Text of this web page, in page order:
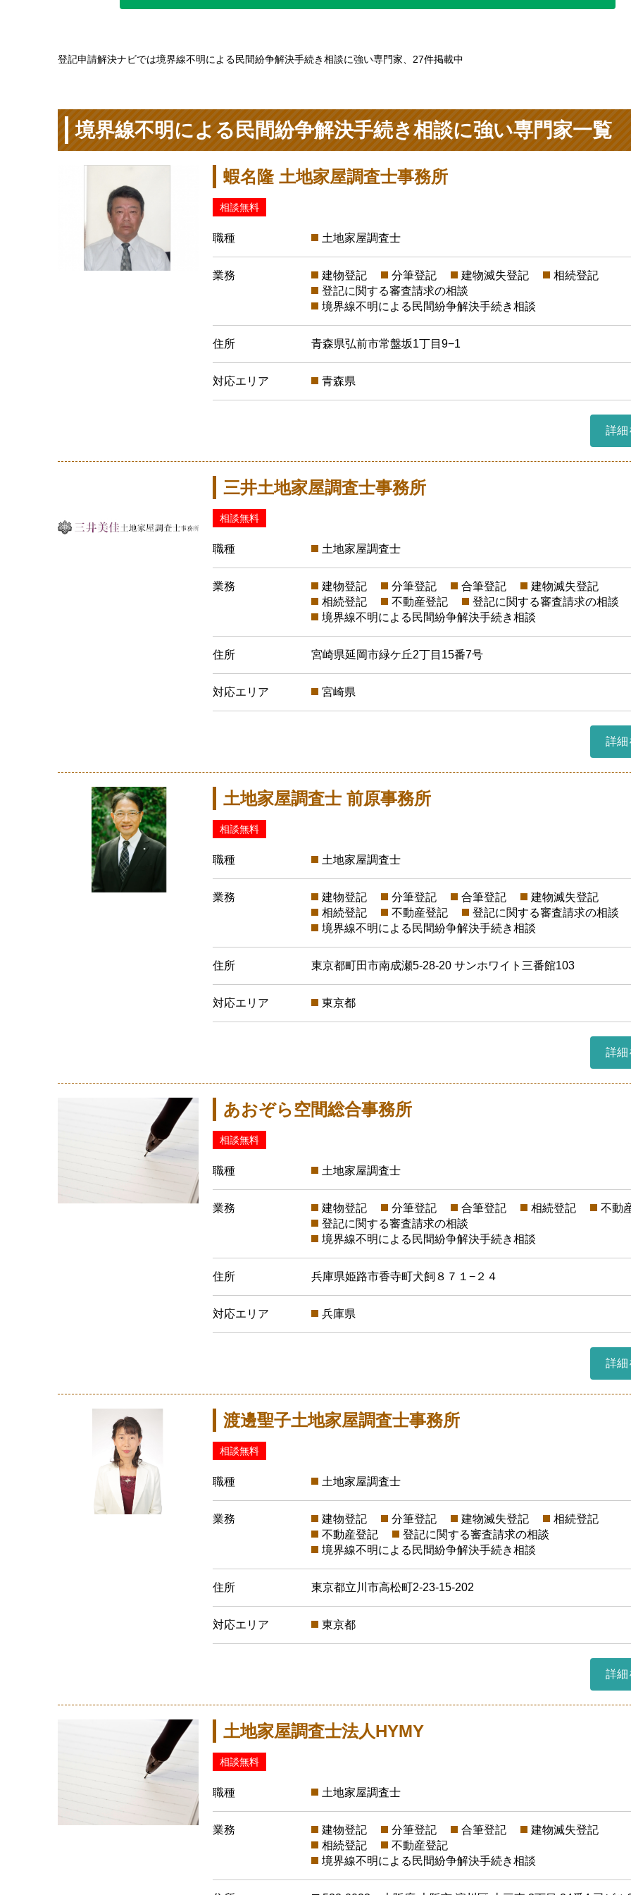
登記申請解決ナビでは境界線不明による民間紛争解決手続き相談に強い専門家、27件掲載中
境界線不明による民間紛争解決手続き相談に強い専門家一覧
蝦名隆 土地家屋調査士事務所
相談無料
職種 土地家屋調査士
業務 建物登記 分筆登記 建物滅失登記
相続登記
登記に関する審査請求の相談
境界線不明による民間紛争解決手続き相談
住所 青森県弘前市常盤坂1丁目9−1
対応エリア 青森県
詳細
三井土地家屋調査士事務所
相談無料
職種 土地家屋調査士
業務 建物登記 分筆登記 合筆登記
建物滅失登記
相続登記
不動産登記
登記に関する審査請求の相談
境界線不明による民間紛争解決手続き相談
住所 宮崎県延岡市緑ケ丘2丁目15番7号
対応エリア 宮崎県
詳細
土地家屋調査士 前原事務所
相談無料
職種 土地家屋調査士
業務 建物登記 分筆登記 合筆登記
建物滅失登記
相続登記
不動産登記
登記に関する審査請求の相談
境界線不明による民間紛争解決手続き相談
住所 東京都町田市南成瀬5-28-20 サンホワイト三番館103
対応エリア 東京都
詳細
あおぞら空間総合事務所
相談無料
職種 土地家屋調査士
業務 建物登記 分筆登記 合筆登記 相続登記
不動
登記に関する審査請求の相談
境界線不明による民間紛争解決手続き相談
住所 兵庫県姫路市香寺町犬飼８７１−２４
対応エリア 兵庫県
詳細
渡邊聖子土地家屋調査士事務所
相談無料
職種 土地家屋調査士
業務 建物登記 分筆登記 建物滅失登記
相続登記
不動産登記
登記に関する審査請求の相談
境界線不明による民間紛争解決手続き相談
住所 東京都立川市高松町2-23-15-202
対応エリア 東京都
詳細
土地家屋調査士法人HYMY
相談無料
職種 土地家屋調査士
業務 建物登記 分筆登記 合筆登記
建物滅失登記
相続登記
不動産登記
境界線不明による民間紛争解決手続き相談